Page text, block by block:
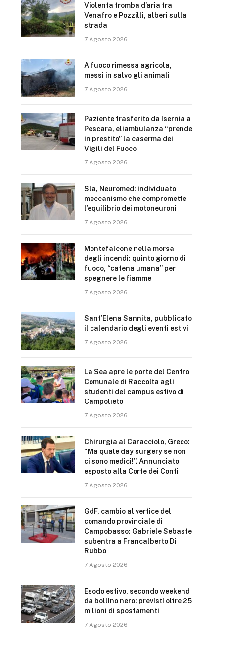
Violenta tromba d’aria tra
Venafro e Pozzilli, alberi sulla
strada
7 Agosto 2026
A fuoco rimessa agricola,
messi in salvo gli animali
7 Agosto 2026
Paziente trasferito da Isernia a
Pescara, eliambulanza “prende
in prestito” la caserma dei
Vigili del Fuoco
7 Agosto 2026
Sla, Neuromed: individuato
meccanismo che compromette
l’equilibrio dei motoneuroni
7 Agosto 2026
Montefalcone nella morsa
degli incendi: quinto giorno di
fuoco, “catena umana” per
spegnere le fiamme
7 Agosto 2026
Sant’Elena Sannita, pubblicato
il calendario degli eventi estivi
7 Agosto 2026
La Sea apre le porte del Centro
Comunale di Raccolta agli
studenti del campus estivo di
Campolieto
7 Agosto 2026
Chirurgia al Caracciolo, Greco:
“Ma quale day surgery se non
ci sono medici!”. Annunciato
esposto alla Corte dei Conti
7 Agosto 2026
GdF, cambio al vertice del
comando provinciale di
Campobasso: Gabriele Sebaste
subentra a Francalberto Di
Rubbo
7 Agosto 2026
Esodo estivo, secondo weekend
da bollino nero: previsti oltre 25
milioni di spostamenti
7 Agosto 2026